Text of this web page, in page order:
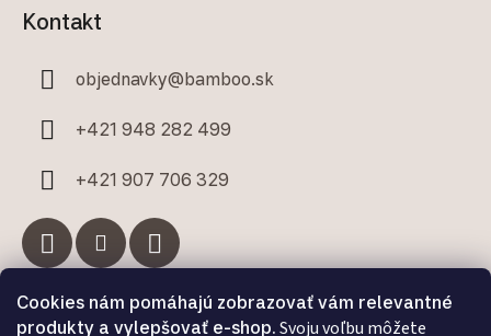
Cookies nám pomáhajú zobrazovať vám relevantné
produkty a vylepšovať e-shop. Svoju voľbu môžete
Kontakt
objednavky@bamboo.sk
+421 948 282 499
+421 907 706 329
Facebook